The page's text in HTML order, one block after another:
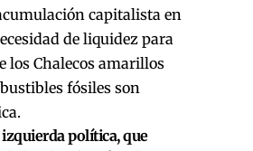
capitalista en
de liquidez para
los Chalecos amarillos
fósiles son
política, que